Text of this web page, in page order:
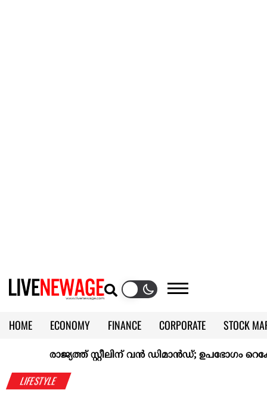
HOME ECONOMY FINANCE CORPORATE
STOCK
CALENDAR
KERALA @70
രാജ്യത്ത് സ്റ്റീലിന് വൻ ഡിമാൻഡ്; ഉപഭോഗം
LIFESTYLE